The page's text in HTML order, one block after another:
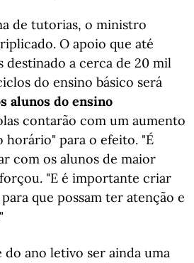
de tutorias, o ministro
O apoio que até
destinado a cerca de 20 mil
do ensino básico será
alunos do ensino
contarão com um aumento
horário" para o efeito. "É
com os alunos de maior
"E é importante criar
que possam ter atenção e
do ano letivo ser ainda uma